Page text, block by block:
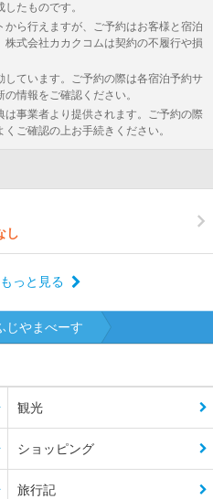
たものです。
ら行えますが、ご予約はお客様と宿泊
式会社カカクコムは契約の不履行や損
ています。ご予約の際は各宿泊予約サ
情報をご確認ください。
事業者より提供されます。ご予約の際
ご確認の上お手続きください。
し
っと見る
じやまべーす
観光
ショッピング
旅行記